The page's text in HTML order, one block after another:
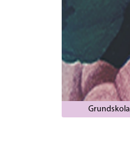
Grundskola